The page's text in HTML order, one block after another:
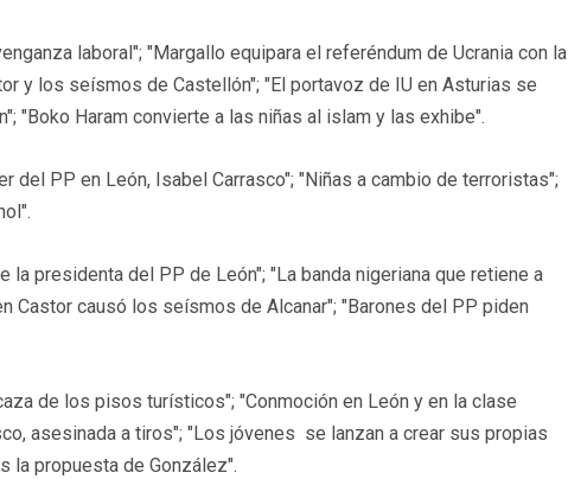
laboral"; "Margallo equipara el referéndum de Ucrania con la
y los seísmos de Castellón"; "El portavoz de IU en Asturias se
"Boko Haram convierte a las niñas al islam y las exhibe".
del PP en León, Isabel Carrasco"; "Niñas a cambio de terroristas";
la presidenta del PP de León"; "La banda nigeriana que retiene a
Castor causó los seísmos de Alcanar"; "Barones del PP piden
de los pisos turísticos"; "Conmoción en León y en la clase
asesinada a tiros"; "Los jóvenes se lanzan a crear sus propias
la propuesta de González".